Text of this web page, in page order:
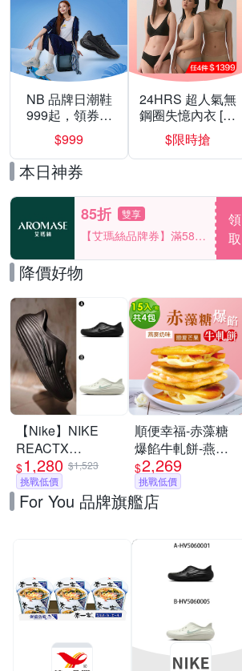
NB 品牌日潮鞋
999起，領券折
上折 最高回饋
40%
$999
24HRS 超人氣無
鋼圈失憶內衣 [熱
銷好評]
$限時搶
本日神券
85折 雙享
【艾瑪絲品牌券】滿580
享85折！
領
取
降價好物
【Nike】NIKE
REACTX
REJUVEN8 運動
涼鞋 懶人鞋 洞洞
鞋 男女 A-
$1,280 $1,523
挑戰低價
順便幸福-赤藻糖
爆餡牛軋餅-燕麥
奶味x2包+戀夏芒
果x2包(果乾 下午
茶)
$2,269
挑戰低價
For You 品牌旗艦店